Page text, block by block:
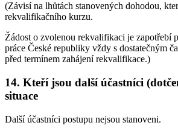
(Závisí na lhůtách stanovených dohodou,
rekvalifikačního kurzu.
Žádost o zvolenou rekvalifikaci je zapotřebí
práce České republiky vždy s dostatečným
před termínem zahájení rekvalifikace.)
14. Kteří jsou další účastníci
situace
Další účastníci postupu nejsou stanoveni.